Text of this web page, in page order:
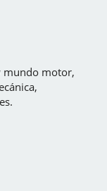
mundo motor,